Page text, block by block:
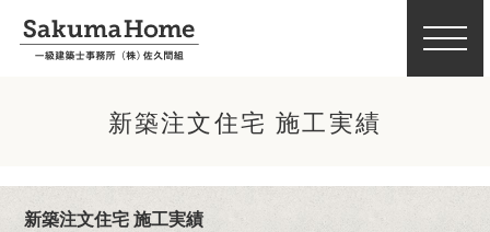
新築注文住宅 施工実績
新築注文住宅 施工実績